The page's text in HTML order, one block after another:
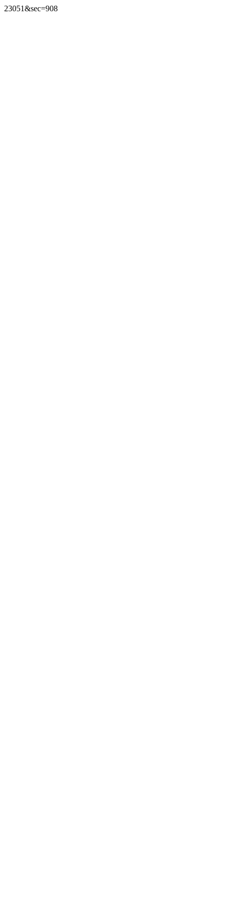
23051&sec=908